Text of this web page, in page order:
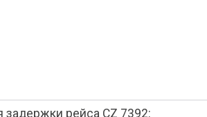
рейса CZ 7392: